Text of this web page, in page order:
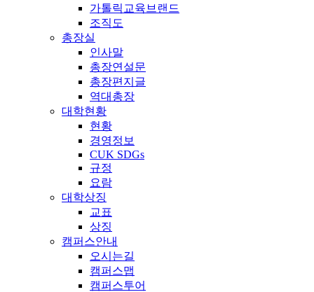
가톨릭교육브랜드
조직도
총장실
인사말
총장연설문
총장편지글
역대총장
대학현황
현황
경영정보
CUK SDGs
규정
요람
대학상징
교표
상징
캠퍼스안내
오시는길
캠퍼스맵
캠퍼스투어